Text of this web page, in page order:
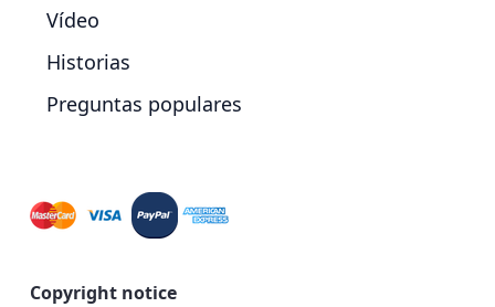
Vídeo
Historias
Preguntas populares
Copyright notice